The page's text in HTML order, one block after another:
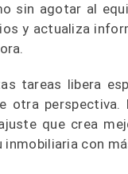
sin agotar al
y actualiza
tareas libera
otra perspectiva.
que crea
inmobiliaria con